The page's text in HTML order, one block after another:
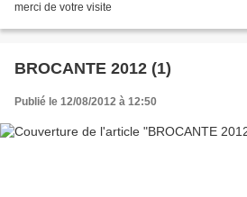
merci de votre visite
BROCANTE 2012 (1)
Publié le 12/08/2012 à 12:50